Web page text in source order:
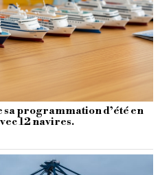
programmation d’été en
12 navires.